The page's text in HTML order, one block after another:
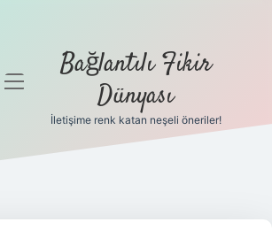
menüyü
Bağlantılı Fikir
Dünyası
İletişime renk katan neşeli öneriler!